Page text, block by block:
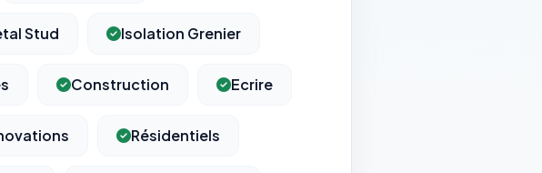
Stud Isolation Grenier
Construction Ecrire
Résidentiels